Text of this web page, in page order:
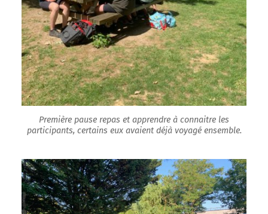
Première pause repas et apprendre à connaitre les
participants, certains eux avaient déjà voyagé ensemble.